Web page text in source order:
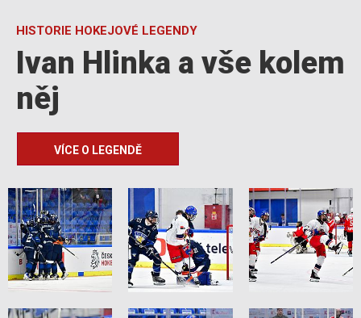
HISTORIE HOKEJOVÉ LEGENDY
Ivan Hlinka a vše kolem
něj
VÍCE O LEGENDĚ